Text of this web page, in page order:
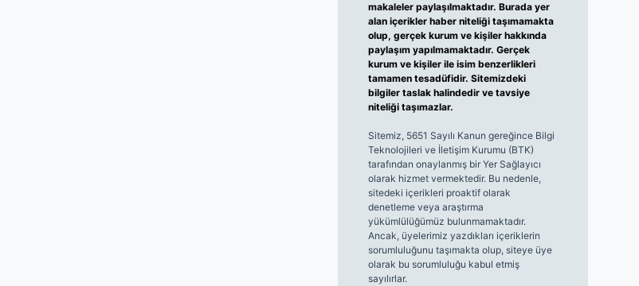
makaleler paylaşılmaktadır. Burada yer
alan içerikler haber niteliği taşımamakta
olup, gerçek kurum ve kişiler hakkında
paylaşım yapılmamaktadır. Gerçek
kurum ve kişiler ile isim benzerlikleri
tamamen tesadüfidir. Sitemizdeki
bilgiler taslak halindedir ve tavsiye
niteliği taşımazlar.
Sitemiz, 5651 Sayılı Kanun gereğince Bilgi
Teknolojileri ve İletişim Kurumu (BTK)
tarafından onaylanmış bir Yer Sağlayıcı
olarak hizmet vermektedir. Bu nedenle,
sitedeki içerikleri proaktif olarak
denetleme veya araştırma
yükümlülüğümüz bulunmamaktadır.
Ancak, üyelerimiz yazdıkları içeriklerin
sorumluluğunu taşımakta olup, siteye üye
olarak bu sorumluluğu kabul etmiş
sayılırlar.